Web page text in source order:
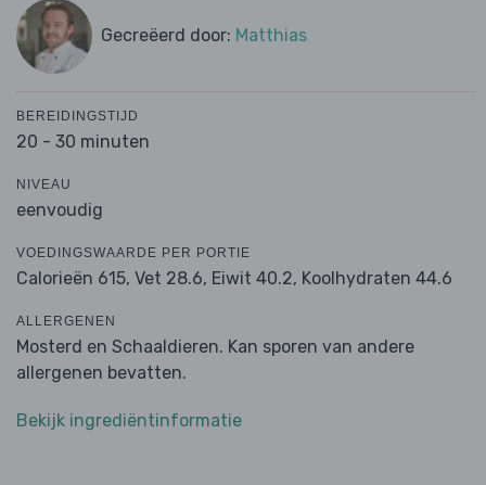
Gecreëerd door: Matthias
BEREIDINGSTIJD
20 - 30 minuten
NIVEAU
eenvoudig
VOEDINGSWAARDE PER PORTIE
Calorieën 615, Vet 28.6, Eiwit 40.2, Koolhydraten 44.6
ALLERGENEN
Mosterd en Schaaldieren. Kan sporen van andere
allergenen bevatten.
Bekijk ingrediëntinformatie